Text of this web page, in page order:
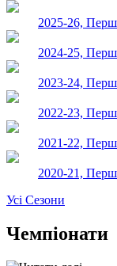
2025-26,
2024-25,
2023-24,
2022-23,
2021-22,
2020-21,
Усі Сезони
Чемпіонати